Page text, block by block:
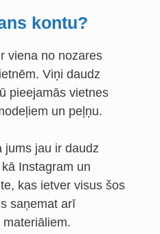
kontu?
viena no nozares
Viņi daudz
pieejamās vietnes
un peļņu.
jums jau ir daudz
Instagram un
kas ietver visus šos
saņemat arī